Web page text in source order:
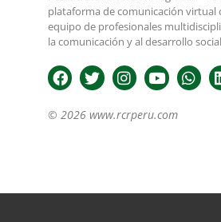
plataforma de comunicación virtual
equipo de profesionales
la comunicación y al desarrollo
© 2026 www.rcrperu.com